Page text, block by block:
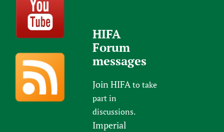
HIFA
Forum
messages
Join HIFAto take
part in
discussions.
Imperial